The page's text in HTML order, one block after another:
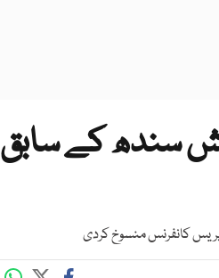
سندھ کے سابق